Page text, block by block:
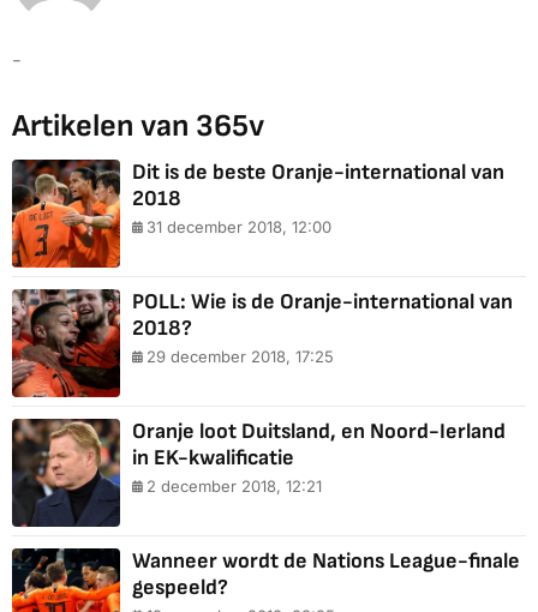
-
Artikelen van 365v
Dit is de beste Oranje-international van
2018
31 december 2018, 12:00
POLL: Wie is de Oranje-international van
2018?
29 december 2018, 17:25
Oranje loot Duitsland, en Noord-Ierland
in EK-kwalificatie
2 december 2018, 12:21
Wanneer wordt de Nations League-finale
gespeeld?